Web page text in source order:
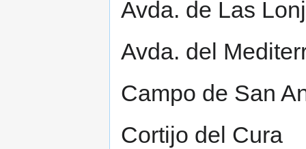
Avda. de Las
Avda. del
Campo de San
Cortijo del Cura